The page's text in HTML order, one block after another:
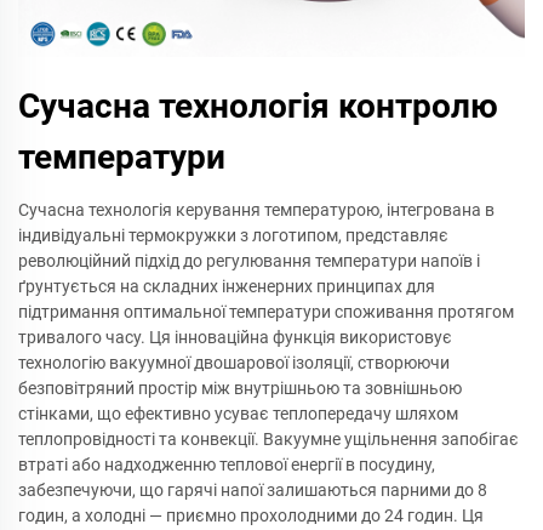
Сучасна технологія контролю
температури
Сучасна технологія керування температурою, інтегрована в
індивідуальні термокружки з логотипом, представляє
революційний підхід до регулювання температури напоїв і
ґрунтується на складних інженерних принципах для
підтримання оптимальної температури споживання протягом
тривалого часу. Ця інноваційна функція використовує
технологію вакуумної двошарової ізоляції, створюючи
безповітряний простір між внутрішньою та зовнішньою
стінками, що ефективно усуває теплопередачу шляхом
теплопровідності та конвекції. Вакуумне ущільнення запобігає
втраті або надходженню теплової енергії в посудину,
забезпечуючи, що гарячі напої залишаються парними до 8
годин, а холодні — приємно прохолодними до 24 годин. Ця